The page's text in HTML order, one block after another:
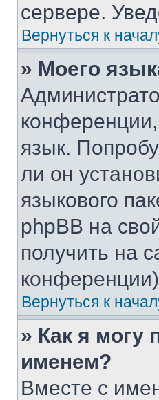
сервере.
Вернуться к
» Моего
язык.
ли он
языкового
phpBB на
получить на
Вернуться к
» Как я могу
именем?
Вместе с